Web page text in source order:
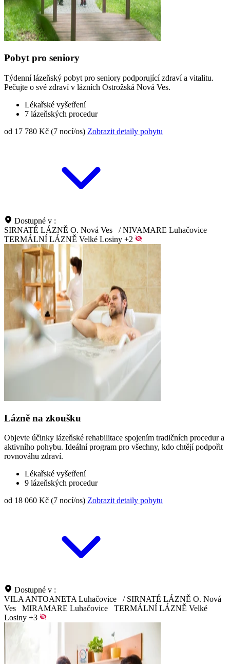
Pobyt pro seniory
Týdenní lázeňský pobyt pro seniory podporující zdraví a vitalitu.
Pečujte o své zdraví v lázních Ostrožská Nová Ves.
Lékařské vyšetření
7 lázeňských procedur
od 17 780 Kč (7 nocí/os) Zobrazit detaily pobytu
Dostupné v :
SIRNATÉ LÁZNĚ O. Nová Ves
/ NIVAMARE Luhačovice
TERMÁLNÍ LÁZNĚ Velké Losiny +2
Lázně na zkoušku
Objevte účinky lázeňské rehabilitace spojením tradičních procedur a
aktivního pohybu. Ideální program pro všechny, kdo chtějí podpořit
rovnováhu zdraví.
Lékařské vyšetření
9 lázeňských procedur
od 18 060 Kč (7 nocí/os) Zobrazit detaily pobytu
Dostupné v :
VILA ANTOANETA Luhačovice
/ SIRNATÉ LÁZNĚ O. Nová
Ves
MIRAMARE Luhačovice
TERMÁLNÍ LÁZNĚ Velké
Losiny +3